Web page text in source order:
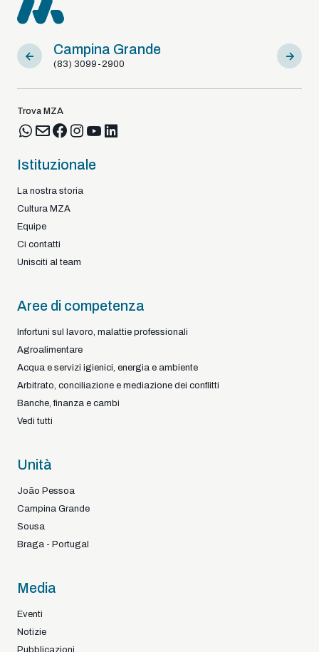
Campina Grande
(83) 3099-2900
Sousa
(83)
Trova MZA
Istituzionale
La nostra storia
Cultura MZA
Equipe
Ci contatti
Unisciti al team
Aree di competenza
Infortuni sul lavoro, malattie professionali
Agroalimentare
Acqua e servizi igienici, energia e ambiente
Arbitrato, conciliazione e mediazione dei conflitti
Banche, finanza e cambi
Vedi tutti
Unità
João Pessoa
Campina Grande
Sousa
Braga - Portugal
Media
Eventi
Notizie
Pubblicazioni